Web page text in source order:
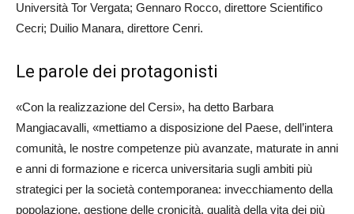
Università Tor Vergata; Gennaro Rocco, direttore Scientifico
Cecri; Duilio Manara, direttore Cenri.
Le parole dei protagonisti
«Con la realizzazione del Cersi», ha detto Barbara
Mangiacavalli, «mettiamo a disposizione del Paese, dell’intera
comunità, le nostre competenze più avanzate, maturate in anni
e anni di formazione e ricerca universitaria sugli ambiti più
strategici per la società contemporanea: invecchiamento della
popolazione, gestione delle cronicità, qualità della vita dei più